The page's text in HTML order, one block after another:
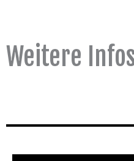
Weitere